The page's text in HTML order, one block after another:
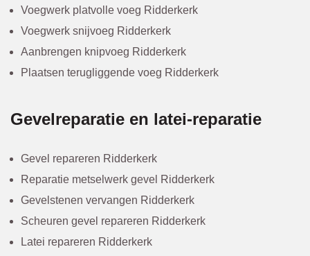
Voegwerk platvolle voeg Ridderkerk
Voegwerk snijvoeg Ridderkerk
Aanbrengen knipvoeg Ridderkerk
Plaatsen terugliggende voeg Ridderkerk
Gevelreparatie en latei-reparatie
Gevel repareren Ridderkerk
Reparatie metselwerk gevel Ridderkerk
Gevelstenen vervangen Ridderkerk
Scheuren gevel repareren Ridderkerk
Latei repareren Ridderkerk